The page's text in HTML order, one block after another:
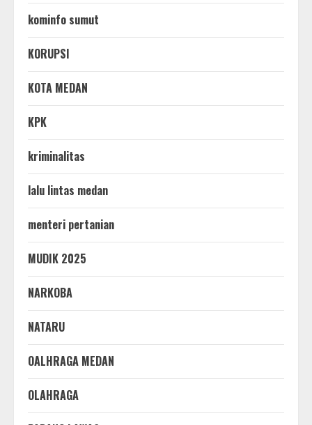
kominfo sumut
KORUPSI
KOTA MEDAN
KPK
kriminalitas
lalu lintas medan
menteri pertanian
MUDIK 2025
NARKOBA
NATARU
OALHRAGA MEDAN
OLAHRAGA